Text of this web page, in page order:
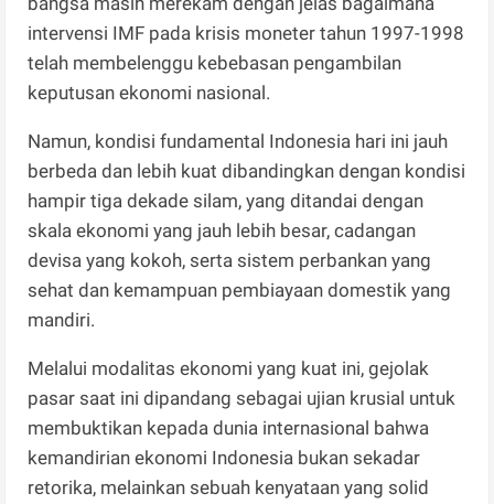
intervensi IMF pada krisis moneter tahun 1997-1998
telah membelenggu kebebasan pengambilan
keputusan ekonomi nasional.
Namun, kondisi fundamental Indonesia hari ini jauh
berbeda dan lebih kuat dibandingkan dengan kondisi
hampir tiga dekade silam, yang ditandai dengan
skala ekonomi yang jauh lebih besar, cadangan
devisa yang kokoh, serta sistem perbankan yang
sehat dan kemampuan pembiayaan domestik yang
mandiri.
Melalui modalitas ekonomi yang kuat ini, gejolak
pasar saat ini dipandang sebagai ujian krusial untuk
membuktikan kepada dunia internasional bahwa
kemandirian ekonomi Indonesia bukan sekadar
retorika, melainkan sebuah kenyataan yang solid